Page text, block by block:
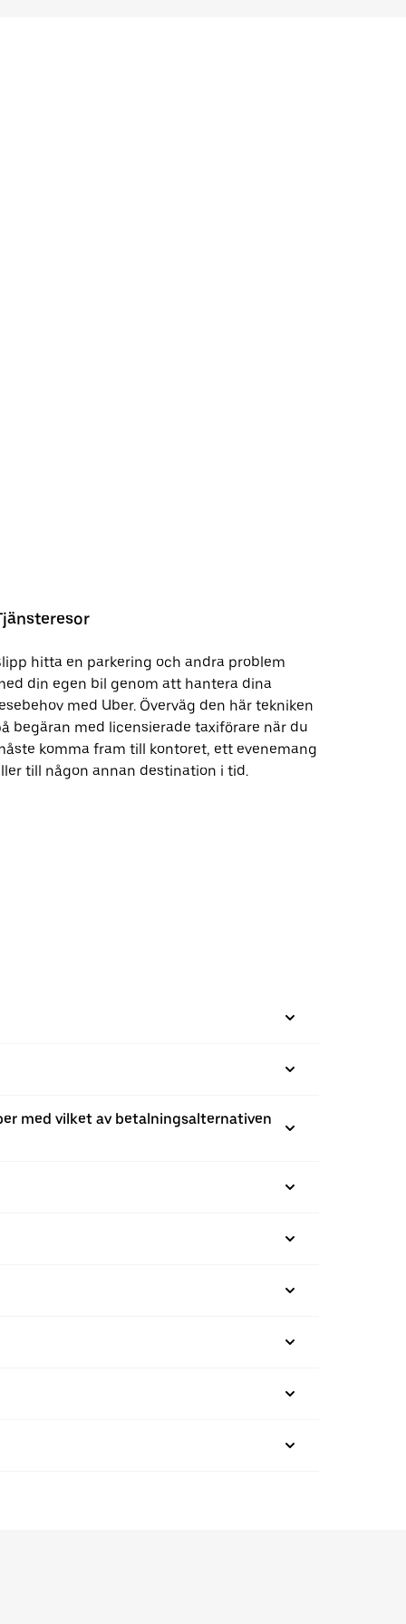
hitta en parkering och andra problem
din egen bil genom att hantera dina
med Uber. Överväg den här tekniken
begäran med licensierade taxiförare när du
komma fram till kontoret, ett evenemang
till någon annan destination i tid.
med vilket av betalningsalternativen